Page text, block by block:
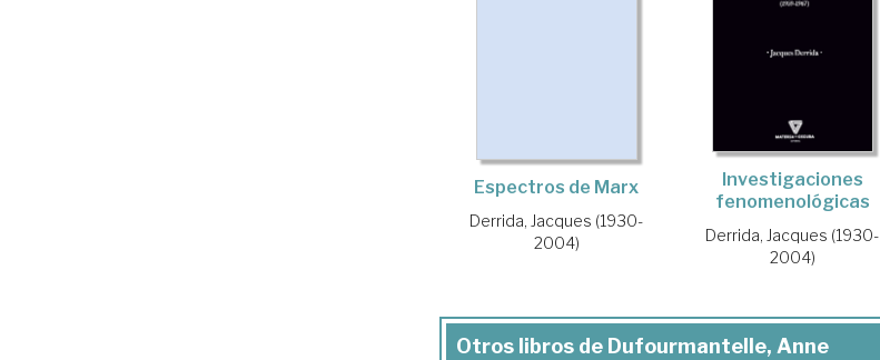
Espectros de Marx
Derrida, Jacques (1930-
2004)
Investigaciones
fenomenológicas
Derrida, Jacques (1930-
2004)
Otros libros de Dufourmantelle, Anne